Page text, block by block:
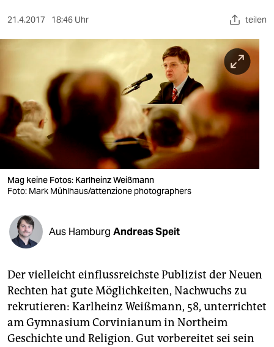
nord
wahrheit
verlag
verlag
veranstaltungen
shop
unterstützen
abo
genossenschaft
21.4.2017 18:46 Uhr teilen
Mag keine Fotos: Karlheinz Weißmann
Foto: Mark Mühlhaus/attenzione photographers
Aus Hamburg Andreas Speit
Der vielleicht einflussreichste Publizist der Neuen
Rechten hat gute Möglichkeiten, Nachwuchs zu
rekrutieren: Karlheinz Weißmann, 58, unterrichtet
am Gymnasium Corvinianum in Northeim
Geschichte und Religion. Gut vorbereitet sei sein